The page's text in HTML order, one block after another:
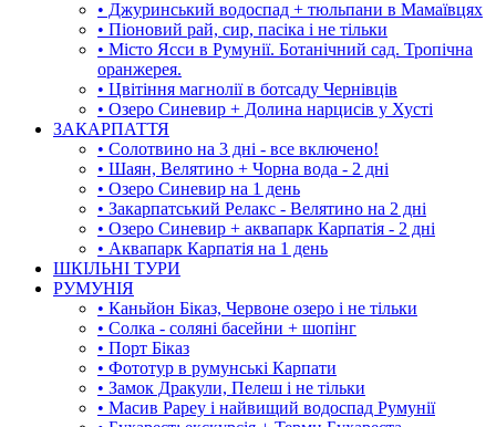
• Джуринський водоспад + тюльпани в Мамаївцях
• Піоновий рай, сир, пасіка і не тільки
• Місто Ясси в Румунії. Ботанічний сад. Тропічна
оранжерея.
• Цвітіння магнолії в ботсаду Чернівців
• Озеро Синевир + Долина нарцисів у Хусті
ЗАКАРПАТТЯ
• Солотвино на 3 дні - все включено!
• Шаян, Велятино + Чорна вода - 2 дні
• Озеро Синевир на 1 день
• Закарпатський Релакс - Велятино на 2 дні
• Озеро Синевир + аквапарк Карпатія - 2 дні
• Аквапарк Карпатія на 1 день
ШКІЛЬНІ ТУРИ
РУМУНІЯ
• Каньйон Біказ, Червоне озеро і не тільки
• Солка - соляні басейни + шопінг
• Порт Біказ
• Фототур в румунські Карпати
• Замок Дракули, Пелеш і не тільки
• Масив Рареу і найвищий водоспад Румунії